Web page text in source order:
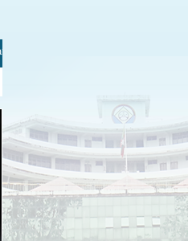
your name. Every adult can drive.